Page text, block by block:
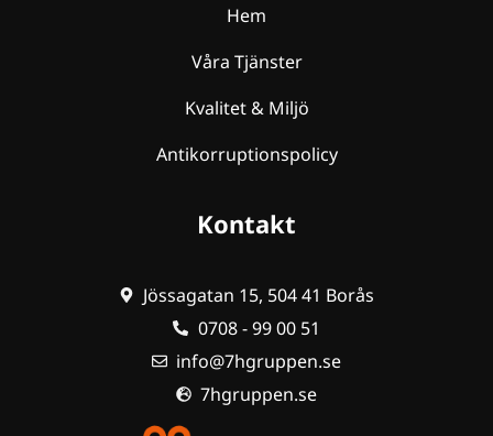
Hem
Våra Tjänster
Kvalitet & Miljö
Antikorruptionspolicy
Kontakt
Jössagatan 15, 504 41 Borås
0708 - 99 00 51
info@7hgruppen.se
7hgruppen.se